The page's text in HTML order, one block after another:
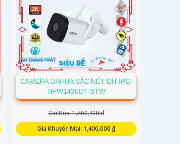
CAMERA DAHUA SẮC NÉT DH-IPC-
HFW1430DT-STW
Giá Bán: 1,700,000 ₫
Giá Khuyến Mại: 1,400,000 ₫